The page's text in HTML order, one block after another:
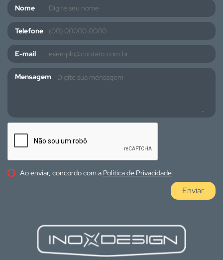
Nome
Telefone
E-mail
Mensagem
Ao enviar, concordo com a Política de Privacidade
Enviar